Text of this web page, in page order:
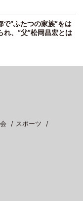
“ふたつの家族”をは
れ、“父”松岡昌宏とは
スポーツ